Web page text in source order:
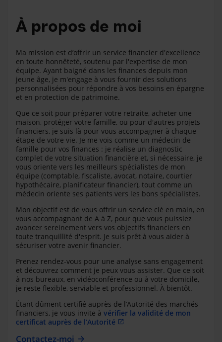
À propos de moi
Ma mission est d’offrir un service financier d'excellence
en toute honnêteté, soutenu par l'expertise de mon
équipe. Ayant baigné dans les finances depuis mon
jeune âge, je m'engage à vous fournir des solutions
personnalisées pour répondre à vos besoins en épargne
et en protection de patrimoine.
Que ce soit pour préparer votre retraite, acheter une
maison, protéger votre famille, ou pour d'autres projets
financiers, je suis là pour vous accompagner à chaque
étape de votre vie. Je me vois comme un médecin de
famille pour vos finances : je réalise un diagnostic
complet de votre situation financière et, si nécessaire, je
vous oriente vers les meilleurs spécialistes de mon
équipe (comptable, fiscaliste, avocat, notaire, courtier
hypothécaire, planificateur financier), tout comme un
médecin oriente ses patients vers les bons spécialistes.
Mon objectif est de vous offrir un service clé en main, en
vous accompagnant de A à Z, pour que vous puissiez
avancer sereinement vers vos objectifs financiers en
toute tranquillité d'esprit. Je suis prêt à vous aider à
sécuriser votre avenir financier.
Prenez rendez-vous pour une analyse sans engagement
et découvrez comment je peux vous assister. Que ce soit
à nos bureaux, en vidéoconférence ou à votre domicile,
je reste flexible, serviable et professionnel. À bientôt.
Étant dûment certifié auprès de l’Autorité des marchés
financiers, je vous invite à vérifier la validité de mon
certificat auprès de l’Autorité
Contactez-moi